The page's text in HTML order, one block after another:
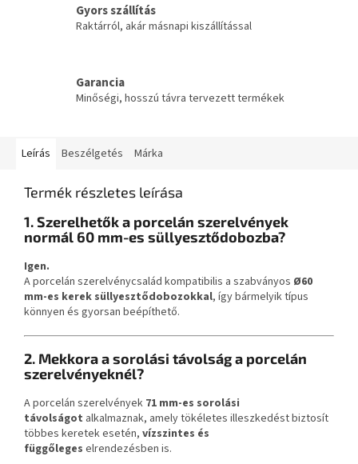
Gyors szállítás
Raktárról, akár másnapi kiszállítással
Garancia
Minőségi, hosszú távra tervezett termékek
Leírás Beszélgetés Márka
Termék részletes leírása
1. Szerelhetők a porcelán szerelvények
normál 60 mm-es süllyesztődobozba?
Igen.
A porcelán szerelvénycsalád kompatibilis a szabványos Ø60
mm-es kerek süllyesztődobozokkal, így bármelyik típus
könnyen és gyorsan beépíthető.
2. Mekkora a sorolási távolság a porcelán
szerelvényeknél?
A porcelán szerelvények 71 mm-es sorolási
távolságot alkalmaznak, amely tökéletes illeszkedést biztosít
többes keretek esetén, vízszintes és
függőleges elrendezésben is.